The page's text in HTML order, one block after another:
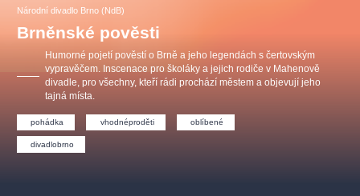
Sport
Ostatní
Národní divadlo Brno (NdB)
Brněnské pověsti
Humorné pojetí pověstí o Brně a jeho legendách s čertovským
vypravěčem. Inscenace pro školáky a jejich rodiče v Mahenově
divadle, pro všechny, kteří rádi prochází městem a objevují jeho
tajná místa.
pohádka vhodnéproděti oblíbené
divadlobrno
OBYČEJNÁ HOLKA
Agentura 44, s.r.o.
s.r.o.
Ostatní hledají
muzikálypraha